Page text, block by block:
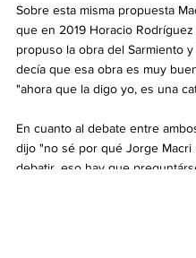
Sobre esta misma propuesta
que en 2019 Horacio Rodríguez
propuso la obra del Sarmiento
decía que esa obra es muy
"ahora que la digo yo, es una
En cuanto al debate entre
dijo "no sé por qué Jorge Macri
debatir, eso hay que